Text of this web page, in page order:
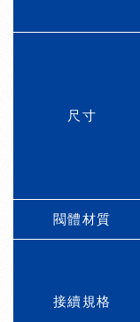
尺寸
閥體材質
接續規格